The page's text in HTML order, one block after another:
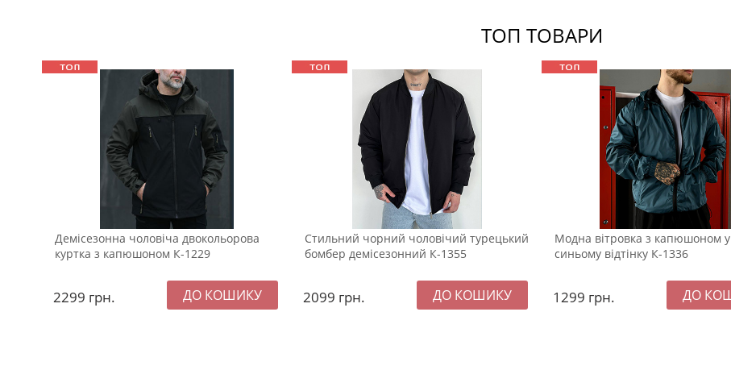
ТОП ТОВАРИ
Демісезонна чоловіча двокольорова
куртка з капюшоном К-1229
2299 грн.
Стильний чорний чоловічий турецький
бомбер демісезонний К-1355
2099 грн.
Модна вітровка з капюшоном у
синьому відтінку К-1336
1299 грн.